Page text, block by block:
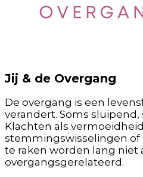
Jij & de Overgang
De overgang is een
verandert. Soms
Klachten als
stemmingswisselingen of
te raken worden lang niet
overgangsgerelateerd.